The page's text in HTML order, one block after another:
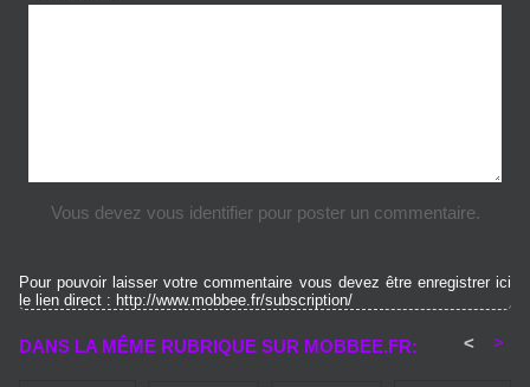
Vous devez vous identifier pour poster un commentaire.
Pour pouvoir laisser votre commentaire vous devez être enregistrer ici
le lien direct : http://www.mobbee.fr/subscription/
DANS LA MÊME RUBRIQUE SUR MOBBEE.FR: < >